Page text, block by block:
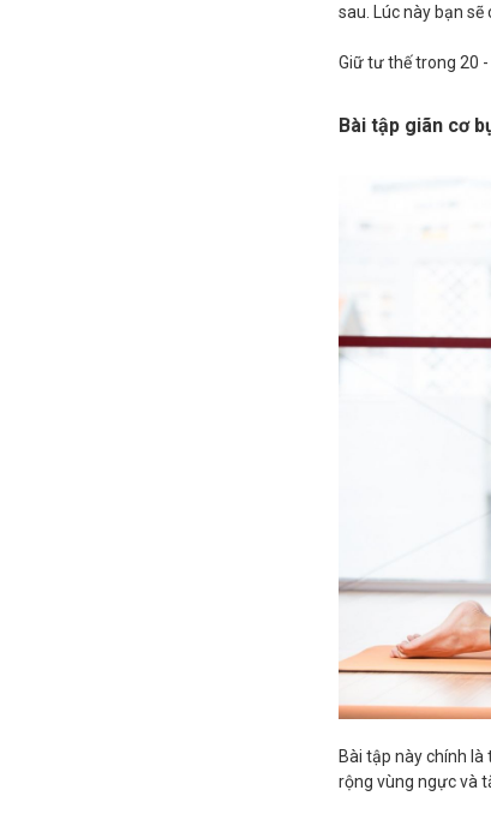
sau. Lúc này bạn
Giữ tư thế trong 20 -
Bài tập giãn cơ
Bài tập này chính
rộng vùng ngực và